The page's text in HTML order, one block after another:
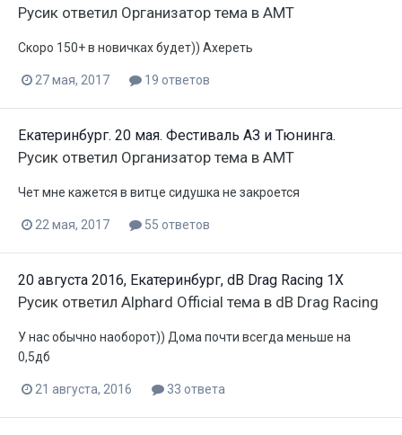
Русик ответил Организатор тема в АМТ
Скоро 150+ в новичках будет)) Ахереть
27 мая, 2017 19 ответов
Екатеринбург. 20 мая. Фестиваль АЗ и Тюнинга.
Русик ответил Организатор тема в АМТ
Чет мне кажется в витце сидушка не закроется
22 мая, 2017 55 ответов
20 августа 2016, Екатеринбург, dB Drag Racing 1X
Русик ответил Alphard Official тема в dB Drag Racing
У нас обычно наоборот)) Дома почти всегда меньше на
0,5дб
21 августа, 2016 33 ответа